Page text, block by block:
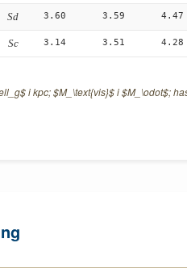
Sd 3.60 3.59 4.47
Sc 3.14 3.51 4.28
i kpc; $M_\text{vis}$ i $M_\odot$;